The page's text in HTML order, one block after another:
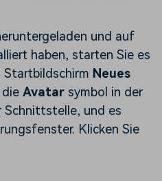
und auf
haben, starten Sie es
Startbildschirm Neues
Avatar symbol in der
Schnittstelle, und es
Klicken Sie